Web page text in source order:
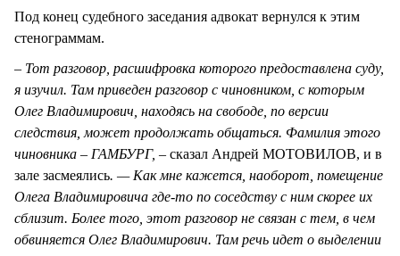
Под конец судебного заседания адвокат вернулся к этим
стенограммам.
– Тот разговор, расшифровка которого предоставлена суду,
я изучил. Там приведен разговор с чиновником, с которым
Олег Владимирович, находясь на свободе, по версии
следствия, может продолжать общаться. Фамилия этого
чиновника – ГАМБУРГ, – сказал Андрей МОТОВИЛОВ, и в
зале засмеялись. — Как мне кажется, наоборот, помещение
Олега Владимировича где-то по соседству с ним скорее их
сблизит. Более того, этот разговор не связан с тем, в чем
обвиняется Олег Владимирович. Там речь идет о выделении